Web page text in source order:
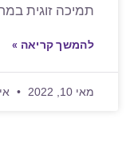
תמיכה זוגית
להמשך קריאה »
מאי 10, 2022